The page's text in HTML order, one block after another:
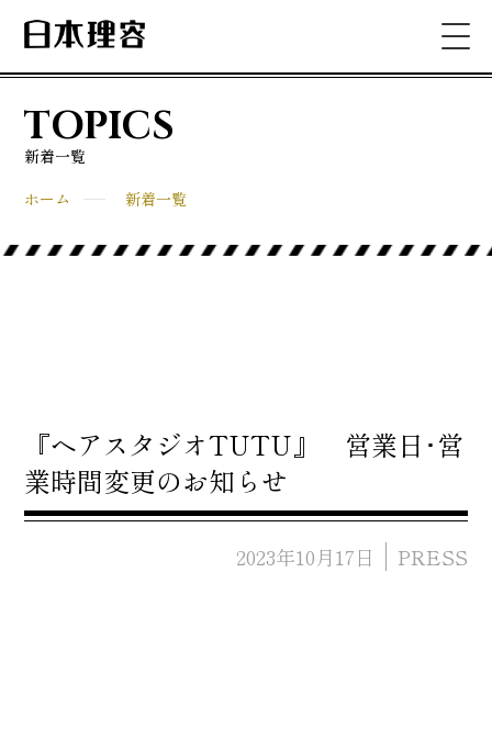
TOPICS
新着一覧
ホーム
新着一覧
『ヘアスタジオTUTU』 営業日･営
業時間変更のお知らせ
2023年10月17日 PRESS